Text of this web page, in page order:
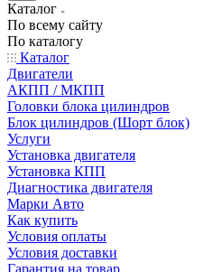
Каталог
По всему сайту
По каталогу
Каталог
Двигатели
АКПП / МКПП
Головки блока цилиндров
Блок цилиндров (Шорт блок)
Услуги
Установка двигателя
Установка КПП
Диагностика двигателя
Марки Авто
Как купить
Условия оплаты
Условия доставки
Гарантия на товар